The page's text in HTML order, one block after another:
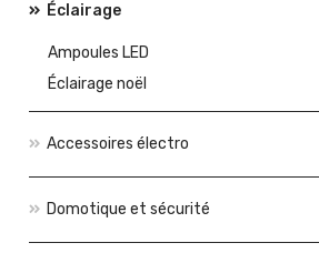
Éclairage
Ampoules LED
Éclairage noël
Accessoires électro
Domotique et sécurité